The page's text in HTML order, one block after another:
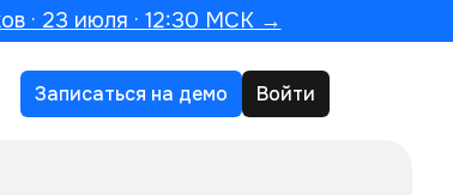
· 23 июля · 12:30 МСК →
Записаться на демо Войти